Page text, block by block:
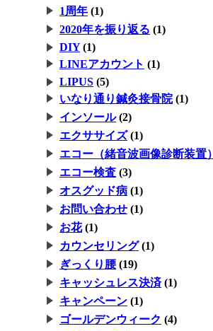
1周年 (1)
2020年を振り返る (1)
DIY(1)
LINEアカウント (1)
LIPUS (5)
いなり通り鍼灸接骨院(1)
インソール(2)
エクササイズ(1)
エコー（緒音波画像診断装置）
エコー検査 (3)
オスグッド病 (1)
お問い合わせ (1)
お花(1)
カウンセリング(1)
ぎっくり腰(19)
キャッシュレス決済(1)
キャンペーン (1)
ゴールデンウィーク (4)